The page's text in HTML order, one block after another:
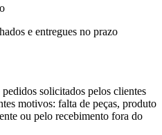
e entregues no prazo
solicitados pelos clientes
motivos: falta de peças, produto
ou pelo recebimento fora do